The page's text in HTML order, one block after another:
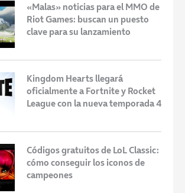
«Malas» noticias para el MMO de
Riot Games: buscan un puesto
clave para su lanzamiento
Kingdom Hearts llegará
oficialmente a Fortnite y Rocket
League con la nueva temporada 4
Códigos gratuitos de LoL Classic:
cómo conseguir los iconos de
campeones